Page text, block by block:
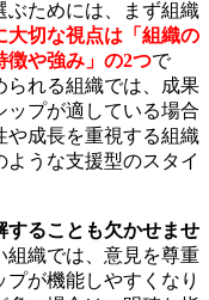
ぶためには、まず組織
大切な視点は「組織の
徴や強み」の2つで
られる組織では、成果
プが適している場合
や成長を重視する組織
うな支援型のスタイ
することも欠かせませ
組織では、意見を尊重
が機能しやすくなり